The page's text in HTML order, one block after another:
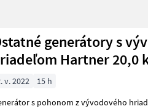
generátory s
Hartner 20,0
v. 2022
15 h
s pohonom z vývodového